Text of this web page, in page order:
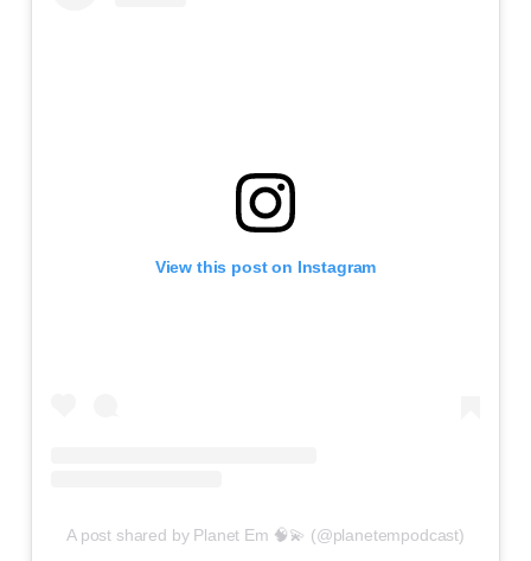
View this post on Instagram
A post shared by Planet Em 🧠💫 (@planetempodcast)